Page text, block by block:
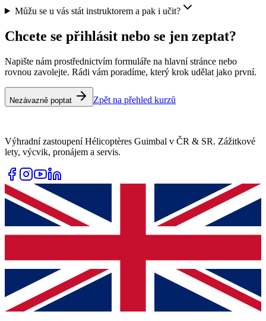
Můžu se u vás stát instruktorem a pak i učit?
Chcete se přihlásit nebo se jen zeptat?
Napište nám prostřednictvím formuláře na hlavní stránce nebo
rovnou zavolejte. Rádi vám poradíme, který krok udělat jako první.
Nezávazně poptat Zpět na přehled kurzů
Výhradní zastoupení Hélicoptères Guimbal v ČR & SR. Zážitkové
lety, výcvik, pronájem a servis.